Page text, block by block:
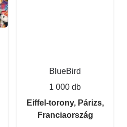
BlueBird
1 000 db
Eiffel-torony, Párizs,
Franciaország